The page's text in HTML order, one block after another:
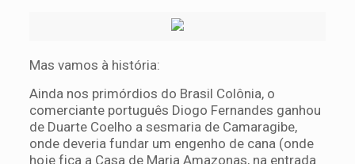
Mas vamos à história:
Ainda nos primórdios do Brasil Colônia, o
comerciante português Diogo Fernandes ganhou
de Duarte Coelho a sesmaria de Camaragibe,
onde deveria fundar um engenho de cana (onde
hoje fica a Casa de Maria Amazonas, na entrada